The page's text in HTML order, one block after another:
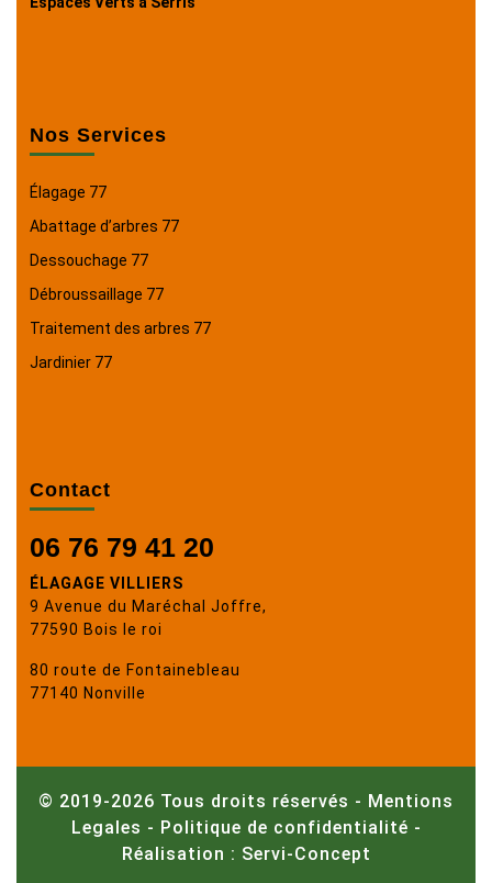
Nos Services
Élagage 77
Abattage d’arbres 77
Dessouchage 77
Débroussaillage 77
Traitement des arbres 77
Jardinier 77
Contact
06 76 79 41 20
ÉLAGAGE VILLIERS
9 Avenue du Maréchal Joffre,
77590 Bois le roi
80 route de Fontainebleau
77140 Nonville
© 2019-2026 Tous droits réservés - Mentions
Legales - Politique de confidentialité -
Réalisation : Servi-Concept